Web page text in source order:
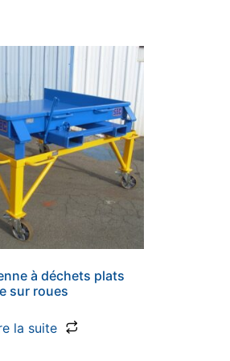
à déchets plats
sur roues
la suite